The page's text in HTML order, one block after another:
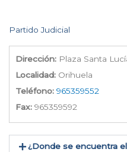
Partido Judicial
Dirección: Plaza Santa
Localidad: Orihuela
Teléfono: 965359552
Fax: 965359592
¿Donde se encuentra